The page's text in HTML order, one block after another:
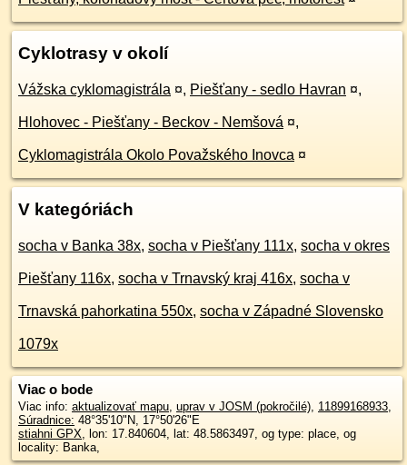
Cyklotrasy v okolí
Vážska cyklomagistrála ¤, Piešťany - sedlo Havran ¤,
Hlohovec - Piešťany - Beckov - Nemšová ¤,
Cyklomagistrála Okolo Považského Inovca ¤
V kategóriách
socha v Banka 38x, socha v Piešťany 111x, socha v okres
Piešťany 116x, socha v Trnavský kraj 416x, socha v
Trnavská pahorkatina 550x, socha v Západné Slovensko
1079x
Viac o bode
Viac info: aktualizovať mapu, uprav v JOSM (pokročilé), 11899168933,
Súradnice: 48°35'10"N, 17°50'26"E
stiahni GPX, lon: 17.840604, lat: 48.5863497, og type: place, og
locality: Banka,